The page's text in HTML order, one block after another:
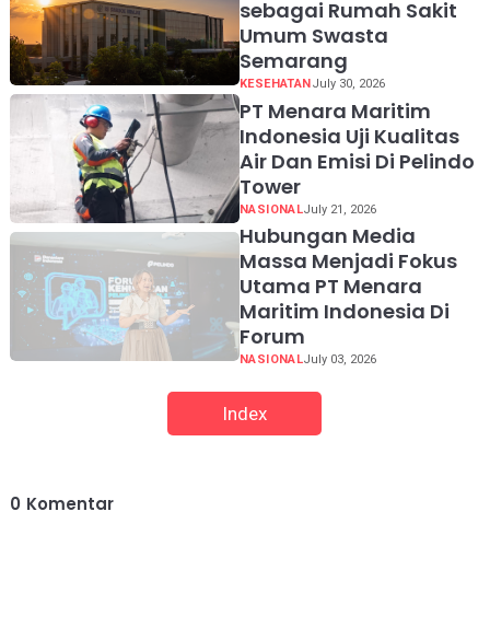
sebagai Rumah Sakit
Umum Swasta
Semarang
KESEHATANJuly 30, 2026
PT Menara Maritim
Indonesia Uji Kualitas
Air Dan Emisi Di Pelindo
Tower
NASIONALJuly 21, 2026
Hubungan Media
Massa Menjadi Fokus
Utama PT Menara
Maritim Indonesia Di
Forum
NASIONALJuly 03, 2026
Index
0 Komentar